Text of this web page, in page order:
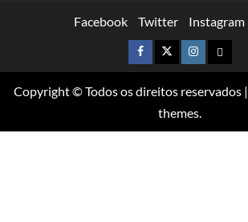
Facebook Twitter Instagram
Copyright © Todos os direitos reservados |
themes.